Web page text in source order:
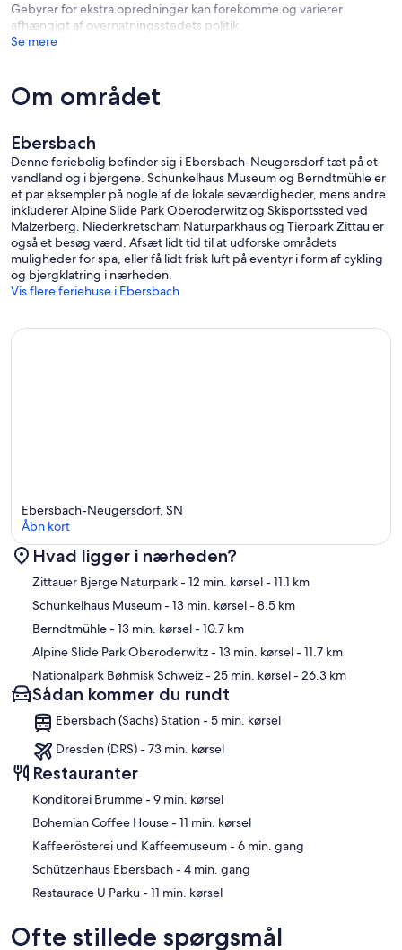
Gebyrer for ekstra opredninger kan forekomme og varierer
afhængigt af overnatningsstedets politik
Se mere
Om området
Ebersbach
Denne feriebolig befinder sig i Ebersbach-Neugersdorf tæt på et
vandland og i bjergene. Schunkelhaus Museum og Berndtmühle er
et par eksempler på nogle af de lokale seværdigheder, mens andre
inkluderer Alpine Slide Park Oberoderwitz og Skisportssted ved
Malzerberg. Niederkretscham Naturparkhaus og Tierpark Zittau er
også et besøg værd. Afsæt lidt tid til at udforske områdets
muligheder for spa, eller få lidt frisk luft på eventyr i form af cykling
og bjergklatring i nærheden.
Vis flere feriehuse i Ebersbach
Kort
Ebersbach-Neugersdorf, SN
Åbn kort
Hvad ligger i nærheden?
Zittauer Bjerge Naturpark- 12 min. kørsel- 11.1 km
Schunkelhaus Museum- 13 min. kørsel- 8.5 km
Berndtmühle- 13 min. kørsel- 10.7 km
Alpine Slide Park Oberoderwitz- 13 min. kørsel- 11.7 km
Nationalpark Bøhmisk Schweiz- 25 min. kørsel- 26.3 km
Sådan kommer du rundt
Ebersbach (Sachs) Station - 5 min. kørsel
Dresden (DRS) - 73 min. kørsel
Restauranter
‪Konditorei Brumme - ‬9 min. kørsel
‪Bohemian Coffee House - ‬11 min. kørsel
‪Kaffeerösterei und Kaffeemuseum - ‬6 min. gang
‪Schützenhaus Ebersbach - ‬4 min. gang
‪Restaurace U Parku - ‬11 min. kørsel
Ofte stillede spørgsmål